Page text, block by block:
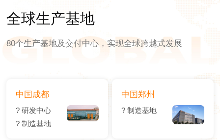
全球生产基地
80个生产基地及交付中心，实现全球跨越式发展
中国成都
? 研发中心
? 制造基地
中国郑州
? 制造基地